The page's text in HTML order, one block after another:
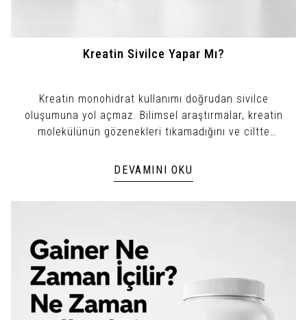
Kreatin Sivilce Yapar Mı?
Kreatin monohidrat kullanımı doğrudan sivilce
oluşumuna yol açmaz. Bilimsel araştırmalar, kreatin
molekülünün gözenekleri tıkamadığını ve ciltte
DEVAMINI OKU